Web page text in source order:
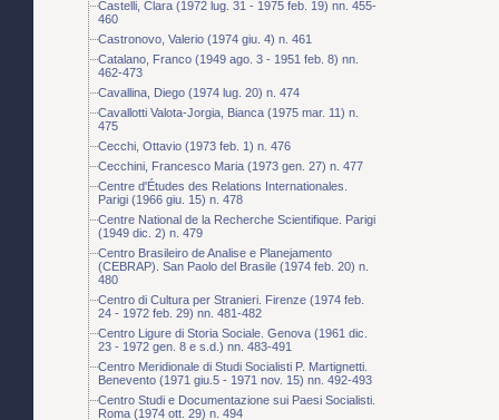
Castelli, Clara (1972 lug. 31 - 1975 feb. 19) nn. 455-
460
Castronovo, Valerio (1974 giu. 4) n. 461
Catalano, Franco (1949 ago. 3 - 1951 feb. 8) nn.
462-473
Cavallina, Diego (1974 lug. 20) n. 474
Cavallotti Valota-Jorgia, Bianca (1975 mar. 11) n.
475
Cecchi, Ottavio (1973 feb. 1) n. 476
Cecchini, Francesco Maria (1973 gen. 27) n. 477
Centre d'Études des Relations Internationales.
Parigi (1966 giu. 15) n. 478
Centre National de la Recherche Scientifique. Parigi
(1949 dic. 2) n. 479
Centro Brasileiro de Analise e Planejamento
(CEBRAP). San Paolo del Brasile (1974 feb. 20) n.
480
Centro di Cultura per Stranieri. Firenze (1974 feb.
24 - 1972 feb. 29) nn. 481-482
Centro Ligure di Storia Sociale. Genova (1961 dic.
23 - 1972 gen. 8 e s.d.) nn. 483-491
Centro Meridionale di Studi Socialisti P. Martignetti.
Benevento (1971 giu.5 - 1971 nov. 15) nn. 492-493
Centro Studi e Documentazione sui Paesi Socialisti.
Roma (1974 ott. 29) n. 494